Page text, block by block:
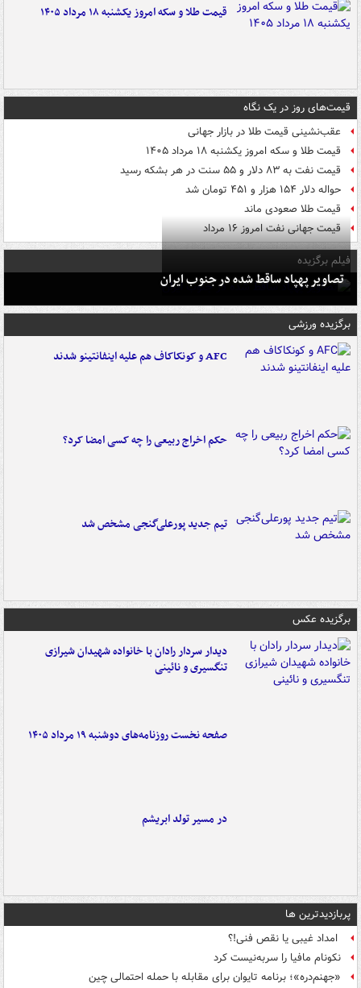
قیمت طلا و سکه امروز یکشنبه ۱۸ مرداد ۱۴۰۵
قیمت‌های روز در یک نگاه
عقب‌نشینی قیمت طلا در بازار جهانی
قیمت طلا و سکه امروز یکشنبه ۱۸ مرداد ۱۴۰۵
قیمت نفت به ۸۳ دلار و ۵۵ سنت در هر بشکه رسید
حواله دلار ۱۵۴ هزار و ۴۵۱ تومان شد
قیمت طلا صعودی ماند
قیمت جهانی نفت امروز ۱۶ مرداد
فیلم برگزیده
تصاویر پهپاد ساقط شده در جنوب ایران
برگزیده ورزشی
AFC و کونکاکاف هم علیه اینفانتینو شدند
حکم اخراج ربیعی را چه کسی امضا کرد؟
تیم جدید پورعلی‌گنجی مشخص شد
برگزیده عکس
دیدار سردار رادان با خانواده‌ شهیدان شیرازی
تنگسیری و نائینی
صفحه نخست روزنامه‌های دوشنبه ۱۹ مرداد ۱۴۰۵
در مسیر تولد ابریشم
پربازدیدترین ها
امداد غیبی یا نقص فنی!؟
نکونام مافیا را سربه‌نیست کرد
«جهنم‌دره»؛ برنامه تایوان برای مقابله با حمله احتمالی چین